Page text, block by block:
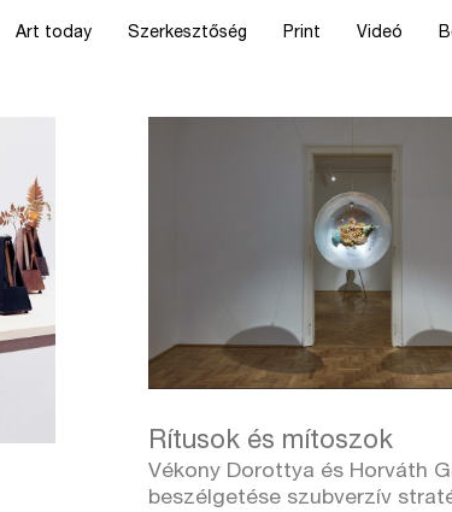
Art today Szerkesztőség Print Videó
Rítusok és mítoszok
Vékony Dorottya és Horváth
beszélgetése szubverzív